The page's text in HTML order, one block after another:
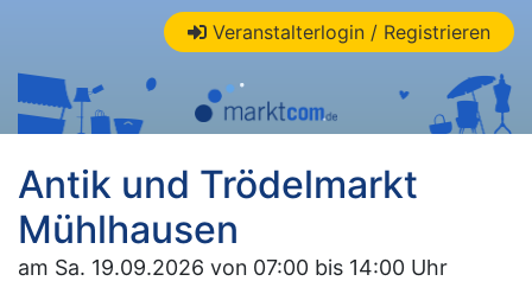
Veranstalterlogin / Registrieren
Antik und Trödelmarkt
Mühlhausen
am Sa. 19.09.2026 von 07:00 bis 14:00 Uhr